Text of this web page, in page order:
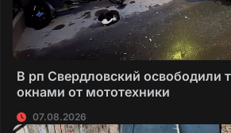
В рп Свердловский освободили
окнами от мототехники
07.08.2026